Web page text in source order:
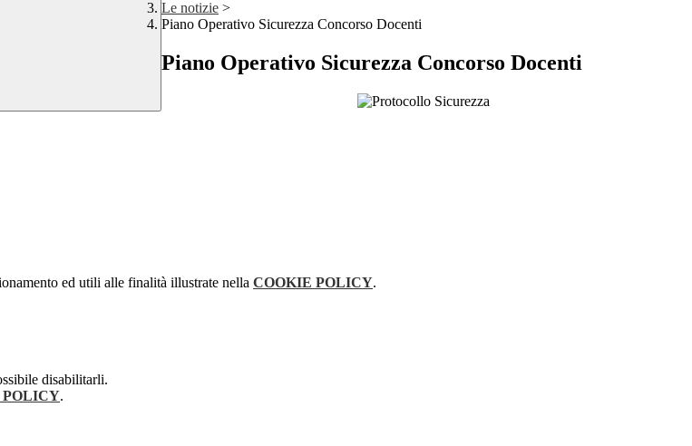
Le notizie >
Piano Operativo Sicurezza Concorso Docenti
Piano Operativo Sicurezza Concorso Docenti
ed utili alle finalità illustrate nella COOKIE POLICY.
disabilitarli.
POLICY.